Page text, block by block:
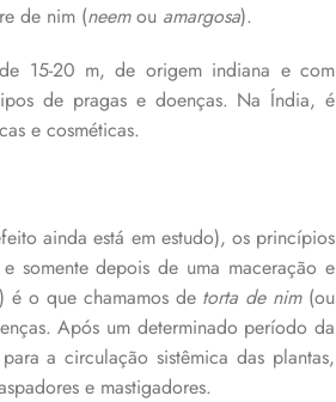
de nim (neemou amargosa).
15-20 m, de origem indiana e com
de pragas e doenças. Na Índia, é
e cosméticas.
ainda está em estudo), os princípios
somente depois de uma maceração e
é o que chamamos de torta de nim(ou
Após um determinado período da
a circulação sistêmica das plantas,
e mastigadores.